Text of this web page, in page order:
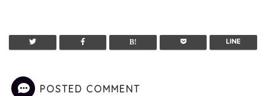
POSTED COMMENT